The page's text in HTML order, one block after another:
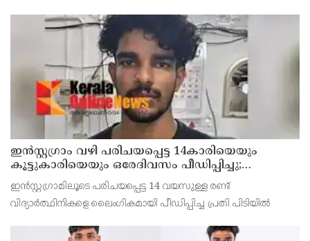
ഇൻസ്റ്റഗ്രാം വഴി പരിചയപ്പെട്ട 14കാരിയെയും
കൂട്ടുകാരിയെയും ഒരേദിവസം പീഡിപ്പിച്ചു;
നഗ്നദൃശ്യം പകര്‍ത്തി: കണ്ണൂർ ചപ്പാരപ്പടവ്
സ്വദേശിയായ 23 വയസുകാരൻ പിടിയിൽ
ഇൻസ്റ്റഗ്രാമിലൂടെ പരിചയപ്പെട്ട 14 വയസുള്ള രണ്ട്
വിദ്യാർത്ഥിനികളെ ലൈംഗികമായി പീഡിപ്പിച്ച പ്രതി പിടിയിൽ